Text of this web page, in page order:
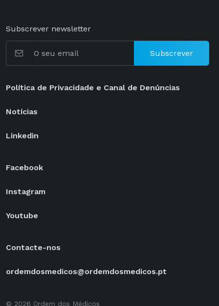
Subscrever newsletter
Subscrever
Política de Privacidade e Canal de Denúncias
Notícias
Linkedin
Facebook
Instagram
Youtube
Contacte-nos
ordemdosmedicos@ordemdosmedicos.pt
© 2026 Ordem dos Médicos